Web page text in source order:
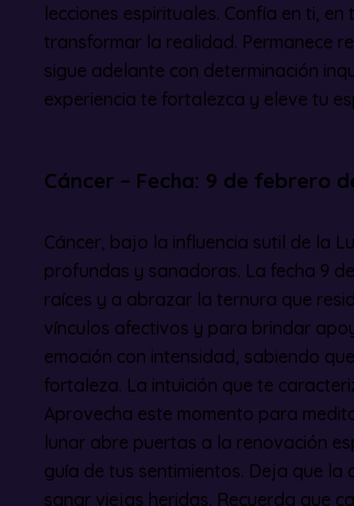
lecciones espirituales. Confía en ti,
transformar la realidad. Permanece
sigue adelante con determinación
experiencia te fortalezca y eleve tu
Cáncer – Fecha: 9 de febrero
Cáncer, bajo la influencia sutil de la
profundas y sanadoras. La fecha 9
raíces y a abrazar la ternura que
vínculos afectivos y para brindar
emoción con intensidad, sabiendo
fortaleza. La intuición que te
Aprovecha este momento para
lunar abre puertas a la renovación
guía de tus sentimientos. Deja que
sanar viejas heridas. Recuerda que